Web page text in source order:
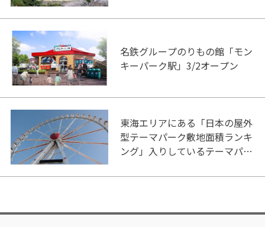
名鉄グループのりもの館「モン
キーパーク駅」3/2オープン
東海エリアにある「日本の屋外
型テーマパーク敷地面積ランキ
ング」入りしているテーマパー